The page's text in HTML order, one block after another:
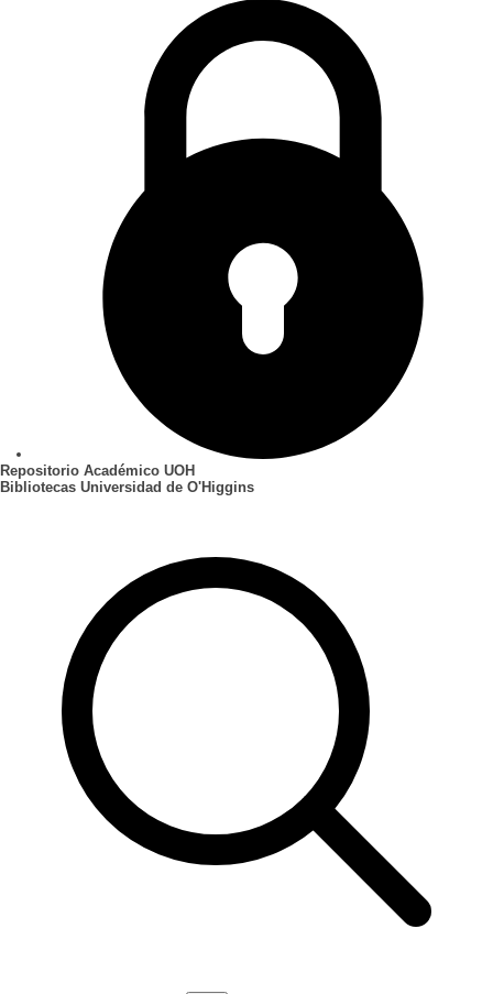
Repositorio Académico UOH
Bibliotecas Universidad de O'Higgins